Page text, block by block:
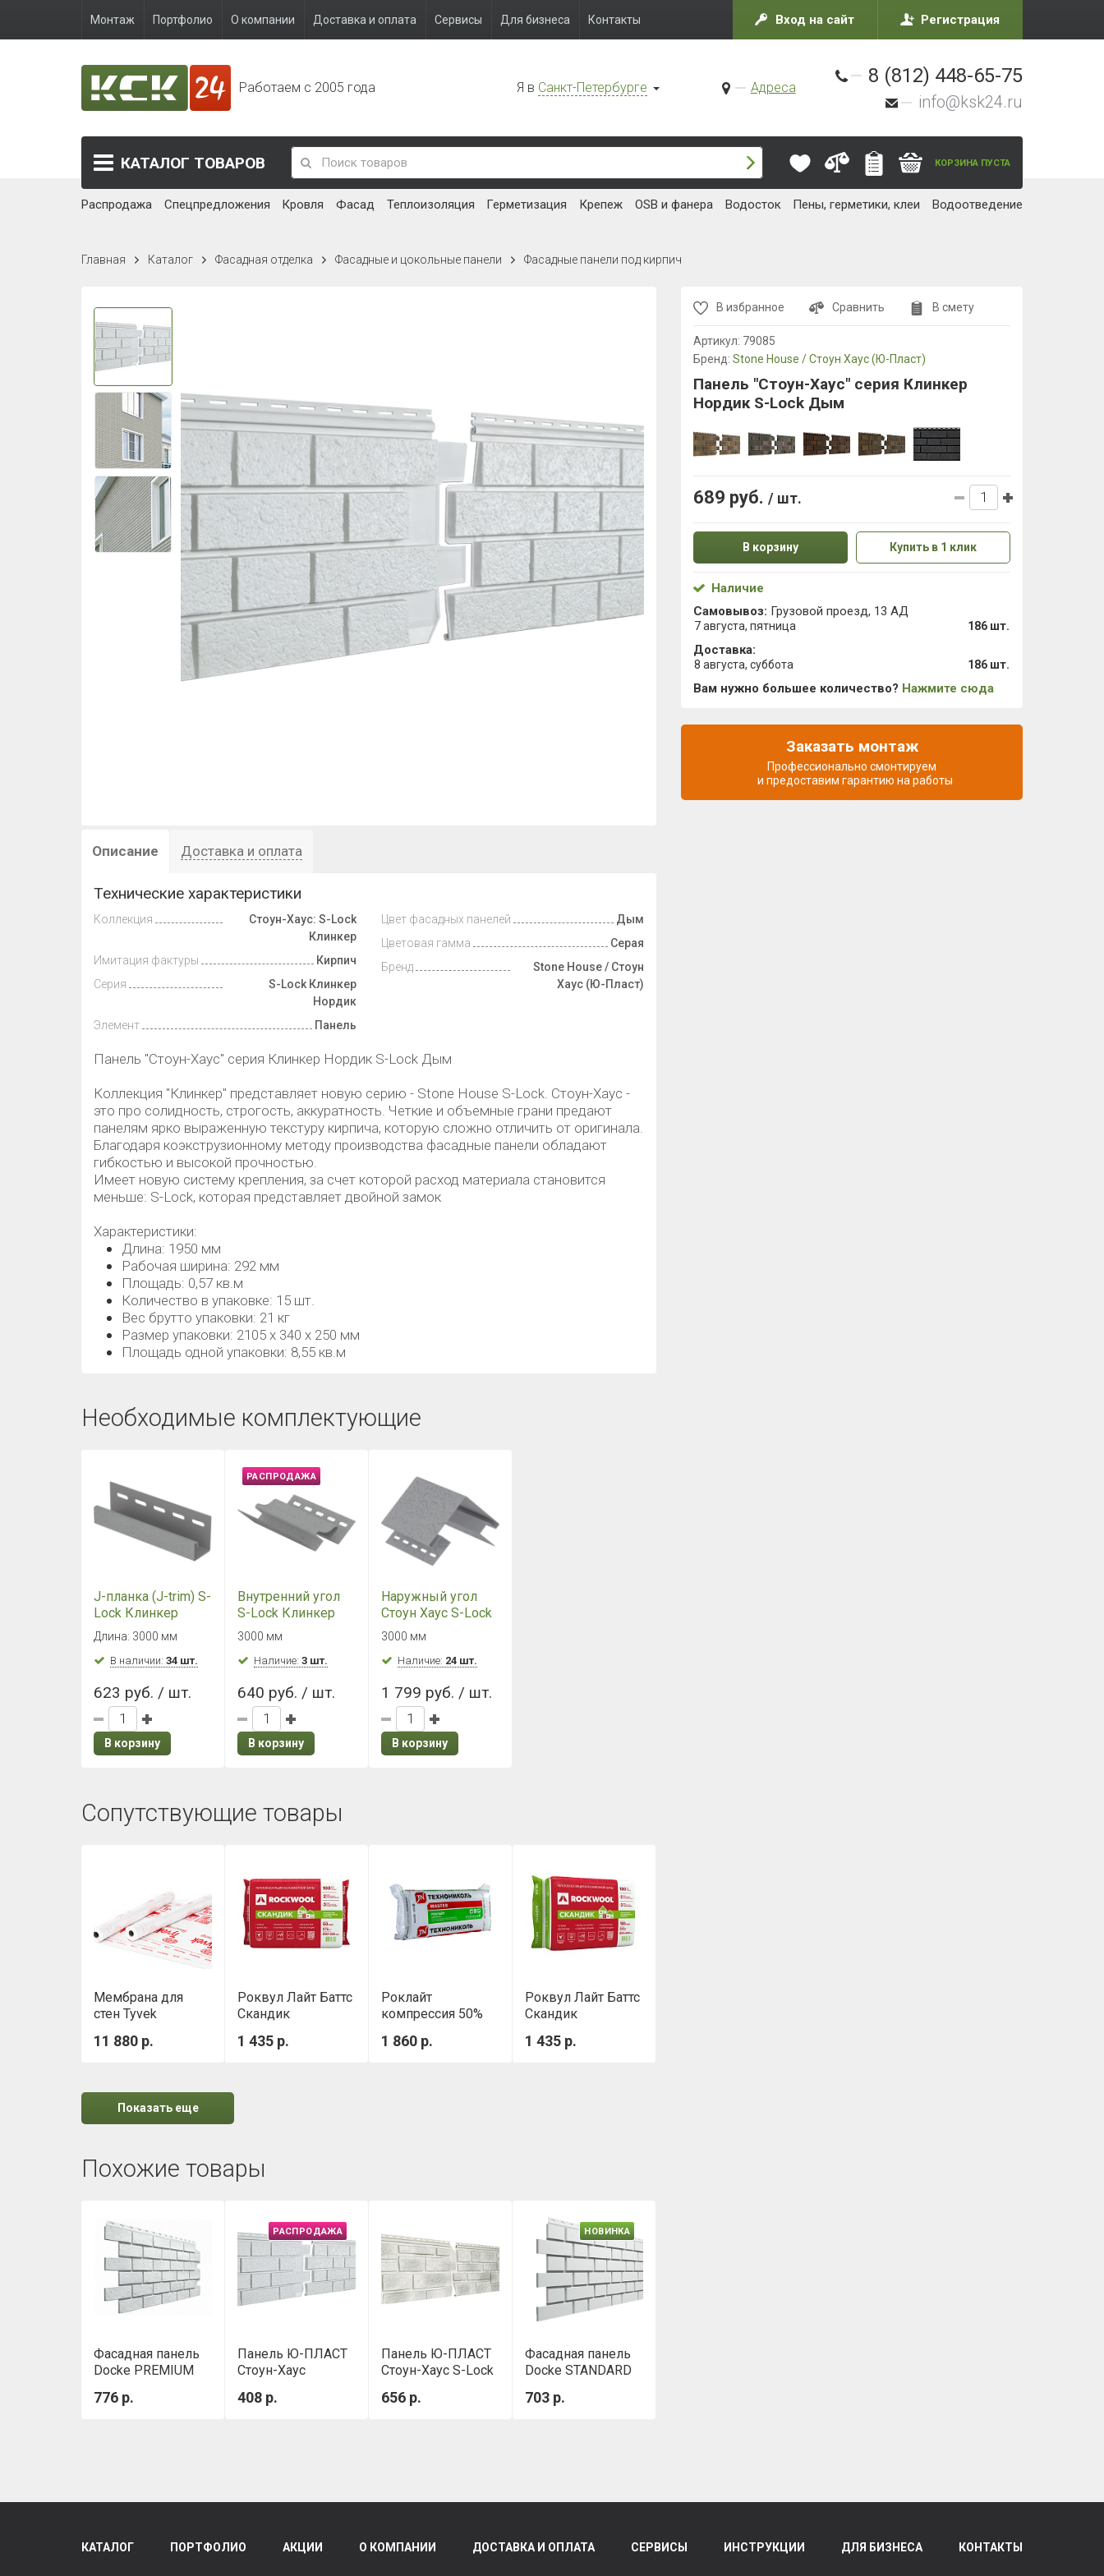
Монтаж Портфолио О компании Доставка и оплата Сервисы Для бизнеса Контакты Вход на сайт Регистрация
Работаем с 2005 года Я в Санкт-Петербурге Адреса
8 (812) 448-65-75
info@ksk24.ru
КАТАЛОГ ТОВАРОВ КОРЗИНА ПУСТА
Распродажа Спецпредложения Кровля Фасад Теплоизоляция Герметизация Крепеж OSB и фанера Водосток Пены, герметики, клеи Водоотведение
Главная Каталог Фасадная отделка Фасадные и цокольные панели Фасадные панели под кирпич
Описание Доставка и оплата
Технические характеристики
Коллекция
Стоун-Хаус: S-Lock
Клинкер
Имитация фактуры
Кирпич
Серия
S-Lock Клинкер
Нордик
Элемент
Панель
Цвет фасадных панелей
Дым
Цветовая гамма
Серая
Бренд
Stone House / Стоун
Хаус (Ю-Пласт)
Панель "Стоун-Хаус" серия Клинкер Нордик S-Lock Дым
Коллекция "Клинкер" представляет новую серию - Stone House S-Lock. Стоун-Хаус -
это про солидность, строгость, аккуратность. Четкие и объемные грани предают
панелям ярко выраженную текстуру кирпича, которую сложно отличить от оригинала.
Благодаря коэкструзионному методу производства фасадные панели обладают
гибкостью и высокой прочностью.
Имеет новую систему крепления, за счет которой расход материала становится
меньше: S-Lock, которая представляет двойной замок
Характеристики:
Длина: 1950 мм
Рабочая ширина: 292 мм
Площадь: 0,57 кв.м
Количество в упаковке: 15 шт.
Вес брутто упаковки: 21 кг
Размер упаковки: 2105 х 340 х 250 мм
Площадь одной упаковки: 8,55 кв.м
Необходимые комплектующие
J-планка (J-trim) S-
Lock Клинкер
Нордик Дым
Длина: 3000 мм
В наличии: 34 шт.
623 руб. / шт.
В корзину
РАСПРОДАЖА
Внутренний угол
S-Lock Клинкер
Нордик Дым
3000 мм
Наличие:3 шт.
640 руб. / шт.
В корзину
Наружный угол
Стоун Хаус S-Lock
Клинкер Нордик
Дым
3000 мм
Наличие: 24 шт.
1 799 руб. / шт.
В корзину
Сопутствующие товары
Мембрана для
стен Tyvek
м
11 880 р.
Роквул Лайт Баттс
Скандик
0,288м3/уп
1 435 р.
Роклайт
компрессия 50%
0.432 м3/уп)
1 860 р.
Роквул Лайт Баттс
Скандик
0,288м3/уп
1 435 р.
Показать еще
Похожие товары
Фасадная панель
Docke PREMIUM
776 р.
РАСПРОДАЖА
Панель Ю-ПЛАСТ
Стоун-Хаус
Дымчатый
408 р.
Панель Ю-ПЛАСТ
Стоун-Хаус S-Lock
Высокогорный
656 р.
НОВИНКА
Фасадная панель
Docke STANDARD
703 р.
В избранное Сравнить В смету
Артикул: 79085
Бренд: Stone House / Стоун Хаус (Ю-Пласт)
Панель "Стоун-Хаус" серия Клинкер
Нордик S-Lock Дым
689 руб. / шт.
В корзину Купить в 1 клик
Наличие
Самовывоз: Грузовой проезд, 13 АД
7 августа, пятница 186 шт.
Доставка:
8 августа, суббота 186 шт.
Вам нужно большее количество? Нажмите сюда
Заказать монтаж
Профессионально смонтируем
и предоставим гарантию на работы
КАТАЛОГ ПОРТФОЛИО АКЦИИ О КОМПАНИИ ДОСТАВКА И ОПЛАТА СЕРВИСЫ ИНСТРУКЦИИ ДЛЯ БИЗНЕСА КОНТАКТЫ